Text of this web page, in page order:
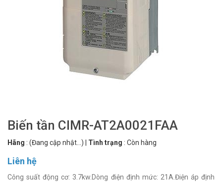
Biến tần CIMR-AT2A0021FAA
Hãng : (Đang cập nhật...) Tình trạng : Còn hàng
Liên hệ
Công suất động cơ: 3.7kw.Dòng điện định mức: 21A.Điện áp định